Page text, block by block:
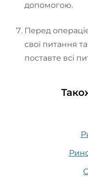
допомогою.
Перед
свої питання
поставте всі